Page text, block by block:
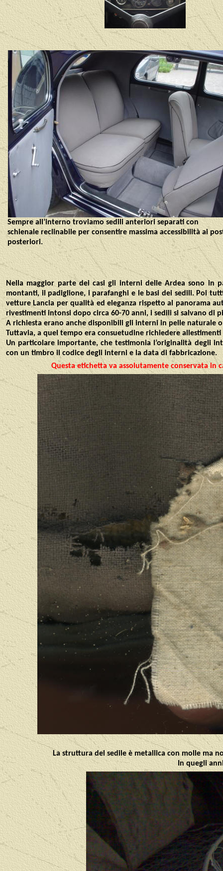
Sempre all’interno troviamo sedili anteriori separati con
schienale reclinabile per consentire massima accessibilità ai
posteriori.
Nella maggior parte dei casi gli interni delle Ardea sono in
montanti, il padiglione, i parafanghi e le basi dei sedili. Poi
vetture Lancia per qualità ed eleganza rispetto al panorama
rivestimenti intonsi dopo circa 60-70 anni, i sedili si salvano di
A richiesta erano anche disponibili gli interni in pelle naturale
Tuttavia, a quel tempo era consuetudine richiedere
Un particolare importante, che testimonia l’originalità degli
con un timbro il codice degli interni e la data di fabbricazione.
Questa etichetta va assolutamente conservata in
La struttura del sedile è metallica con molle ma
In quegli